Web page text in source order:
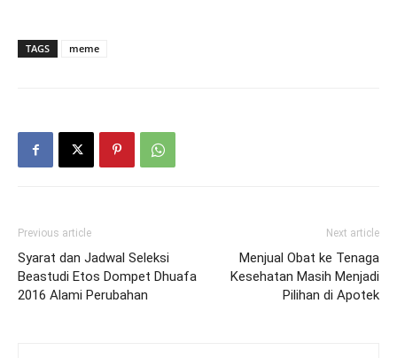
TAGS meme
Previous article
Syarat dan Jadwal Seleksi
Beastudi Etos Dompet Dhuafa
2016 Alami Perubahan
Next article
Menjual Obat ke Tenaga
Kesehatan Masih Menjadi
Pilihan di Apotek